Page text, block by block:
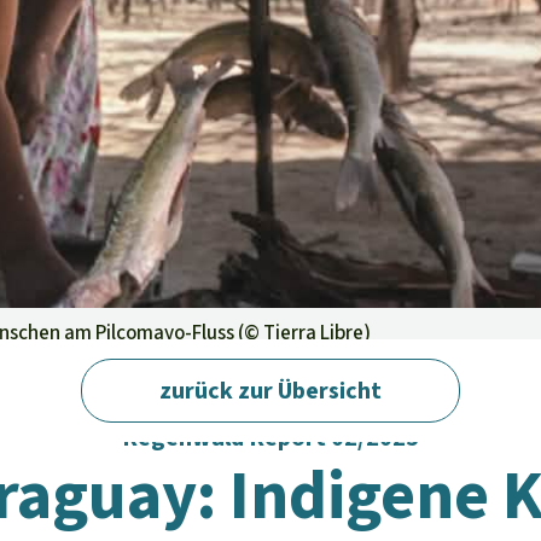
am Pilcomayo-Fluss (© Tierra Libre)
zurück zur Übersicht
Regenwald Report 02/2025
Indigene